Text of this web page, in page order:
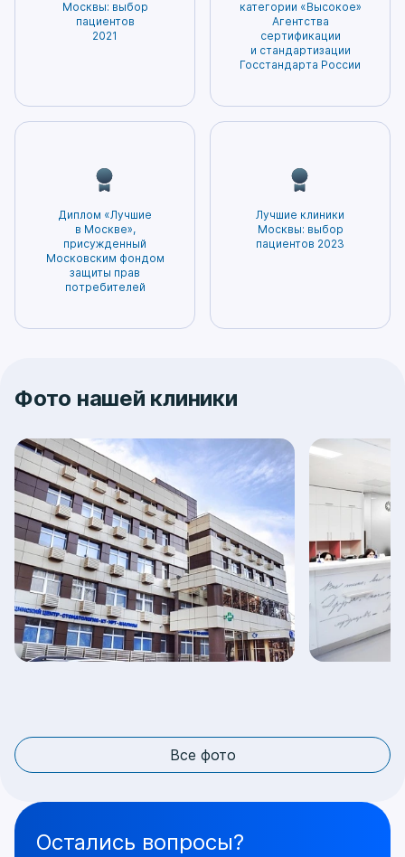
лечения. Нам доверяют нам самое ценное –
здоровье. Мы гордимся тем, что заслужили
доверие и признание наших пациентов!
эффектов. Благодаря этому пациенты могут
быть уверены в том, что получаемое
лечение будет наиболее безопасным и
Москвы: выбор
пациентов
2021
категории «Высокое»
Агентства
сертификации
и стандартизации
Госстандарта России
Диплом «Лучшие
в Москве»,
присужденный
Московским фондом
защиты прав
потребителей
Лучшие клиники
Москвы: выбор
пациентов 2023
Фото нашей клиники
Все фото
Остались вопросы?